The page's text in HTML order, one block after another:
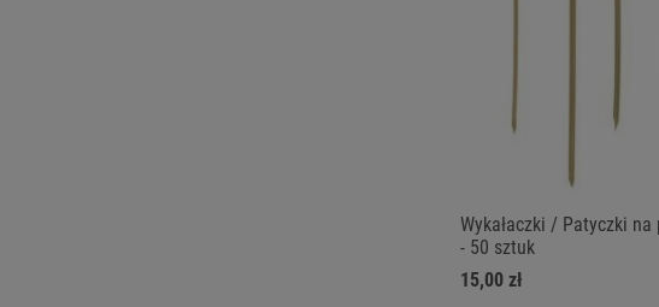
Wykałaczki / Patyczki
- 50 sztuk
15,00 zł